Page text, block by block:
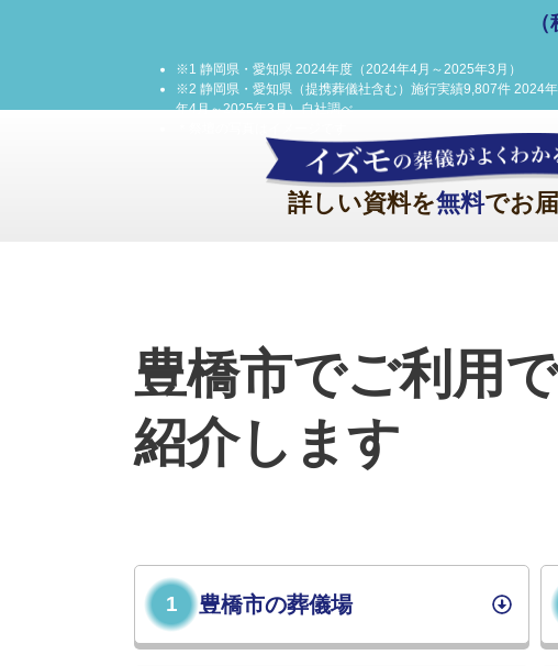
※1 静岡県・愛知県 2024年度（2024年4月～2025年3月）
※2 静岡県・愛知県（提携葬儀社含む）施行実績9,807件 2024
年4月～2025年3月）自社調べ
詳しい資料を無料でお
豊橋市でご利用
紹介します
1 豊橋市の葬儀場